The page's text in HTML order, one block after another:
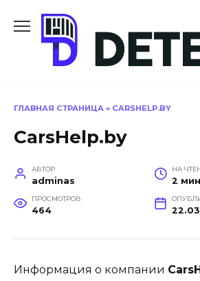
содержанию
ГЛАВНАЯ СТРАНИЦА » CARSHELP.BY
CarsHelp.by
АВТОР
adminas
НА
2 мин
ПРОСМОТРОВ
464
Информация о компании